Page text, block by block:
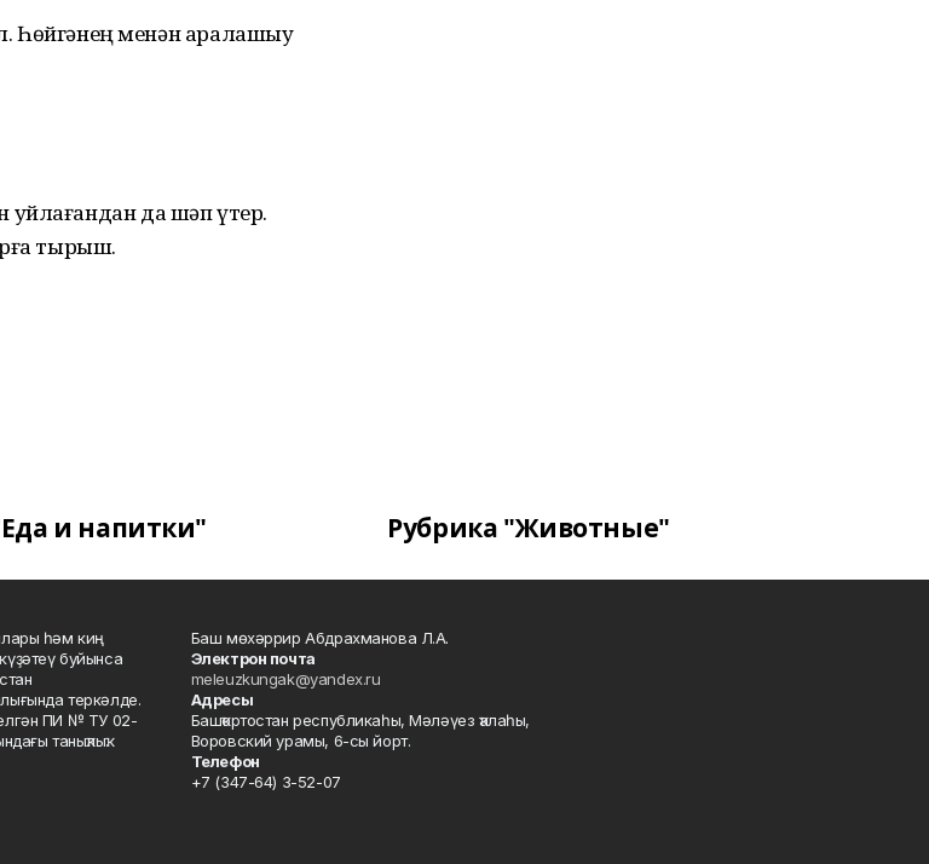
менән аралашыу
уйлағандан да шәп үтер.
тырыш.
и напитки" Рубрика "Животные"
һәм киң
буйынса
теркәлде.
ПИ № ТУ 02-
таныҡлыҡ.
Баш мөхәррир Абдрахманова Л.А.
Электрон почта
meleuzkungak@yandex.ru
Адресы
Башҡортостан республикаһы, Мәләүез ҡалаһы,
Воровский урамы, 6-сы йорт.
Телефон
+7 (347-64) 3-52-07